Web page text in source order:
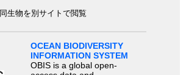
同生物を別サイトで閲覧
OCEAN BIODIVERSITY
INFORMATION SYSTEM
OBIS is a global open-